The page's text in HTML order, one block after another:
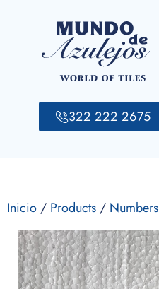
322 222 2675
Inicio/ Products/ Numbers